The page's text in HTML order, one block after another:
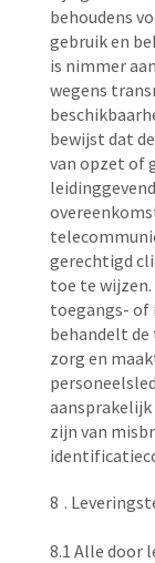
behoudens
gebruik en
is nimmer
wegens
bewijst dat
van opzet of
gerechtigd
toe te
toegangs- of
behandelt
zorg en
aansprakelijk
zijn van
8 .
8.1 Alle door